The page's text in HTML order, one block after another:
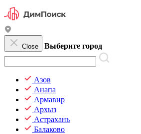
Close Выберите город
Азов
Анапа
Армавир
Архыз
Астрахань
Балаково